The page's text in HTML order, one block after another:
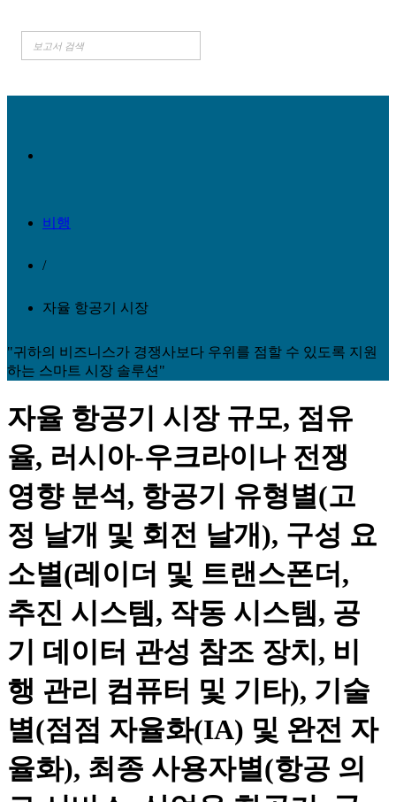
비행
/
자율 항공기 시장
"귀하의 비즈니스가 경쟁사보다 우위를 점할 수 있도록 지원
하는 스마트 시장 솔루션"
자율 항공기 시장 규모, 점유
율, 러시아-우크라이나 전쟁
영향 분석, 항공기 유형별(고
정 날개 및 회전 날개), 구성 요
소별(레이더 및 트랜스폰더,
추진 시스템, 작동 시스템, 공
기 데이터 관성 참조 장치, 비
행 관리 컴퓨터 및 기타), 기술
별(점점 자율화(IA) 및 완전 자
율화), 최종 사용자별(항공 의